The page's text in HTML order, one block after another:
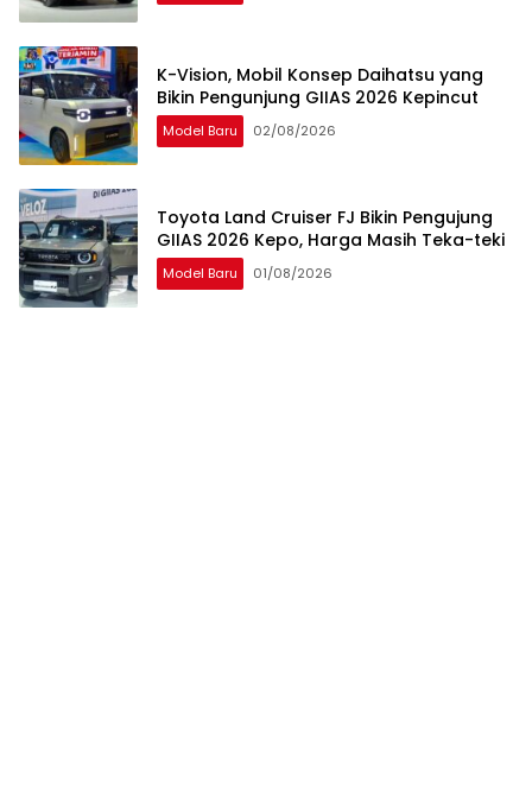
K-Vision, Mobil Konsep Daihatsu yang
Bikin Pengunjung GIIAS 2026 Kepincut
Model Baru 02/08/2026
Toyota Land Cruiser FJ Bikin Pengujung
GIIAS 2026 Kepo, Harga Masih Teka-teki
Model Baru 01/08/2026